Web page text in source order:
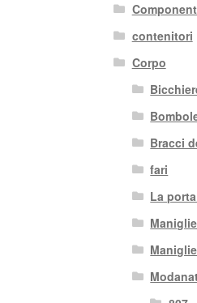
contenitori
Corpo
Bracci
fari
La
Maniglie